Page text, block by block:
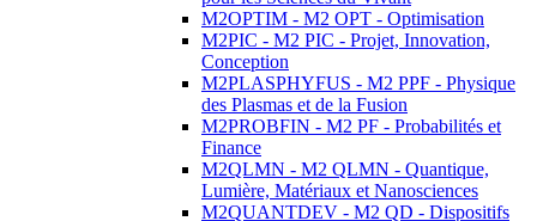
M2OPTIM - M2 OPT - Optimisation
M2PIC - M2 PIC - Projet, Innovation,
Conception
M2PLASPHYFUS - M2 PPF - Physique
des Plasmas et de la Fusion
M2PROBFIN - M2 PF - Probabilités et
Finance
M2QLMN - M2 QLMN - Quantique,
Lumière, Matériaux et Nanosciences
M2QUANTDEV - M2 QD - Dispositifs